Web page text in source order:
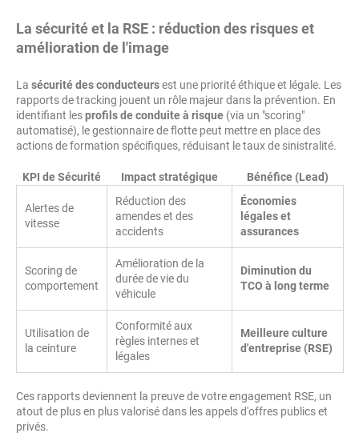
La sécurité et la RSE : réduction des risques et
amélioration de l'image
La sécurité des conducteursest une priorité éthique et légale. Les
rapports de tracking jouent un rôle majeur dans la prévention. En
identifiant lesprofils de conduite à risque (via un "scoring"
automatisé), le gestionnaire de flotte peut mettre en place des
actions de formation spécifiques, réduisant le taux de sinistralité.
KPI de Sécurité Impact stratégique Bénéfice (Lead)
Alertes de
vitesse
Réduction des
amendes et des
accidents
Économies
légales et
assurances
Scoring de
comportement
Amélioration de la
durée de vie du
véhicule
Diminution du
TCO à long terme
Utilisation de
la ceinture
Conformité aux
règles internes et
légales
Meilleure culture
d'entreprise (RSE)
Ces rapports deviennent la preuve de votre engagement RSE, un
atout de plus en plus valorisé dans les appels d'offres publics et
privés.